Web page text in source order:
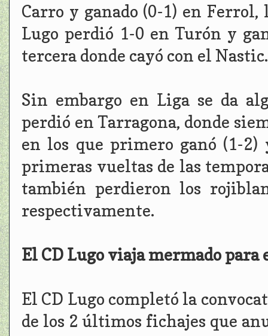
Carro y ganado (0-1) en
Lugo perdió 1-0 en Turón y
tercera donde cayó con el Nastic.
Sin embargo en Liga se da
perdió en Tarragona, donde
en los que primero ganó (1-2)
primeras vueltas de las
también perdieron los
respectivamente.
El CD Lugo viaja mermado
El CD Lugo completó la
de los 2 últimos fichajes que